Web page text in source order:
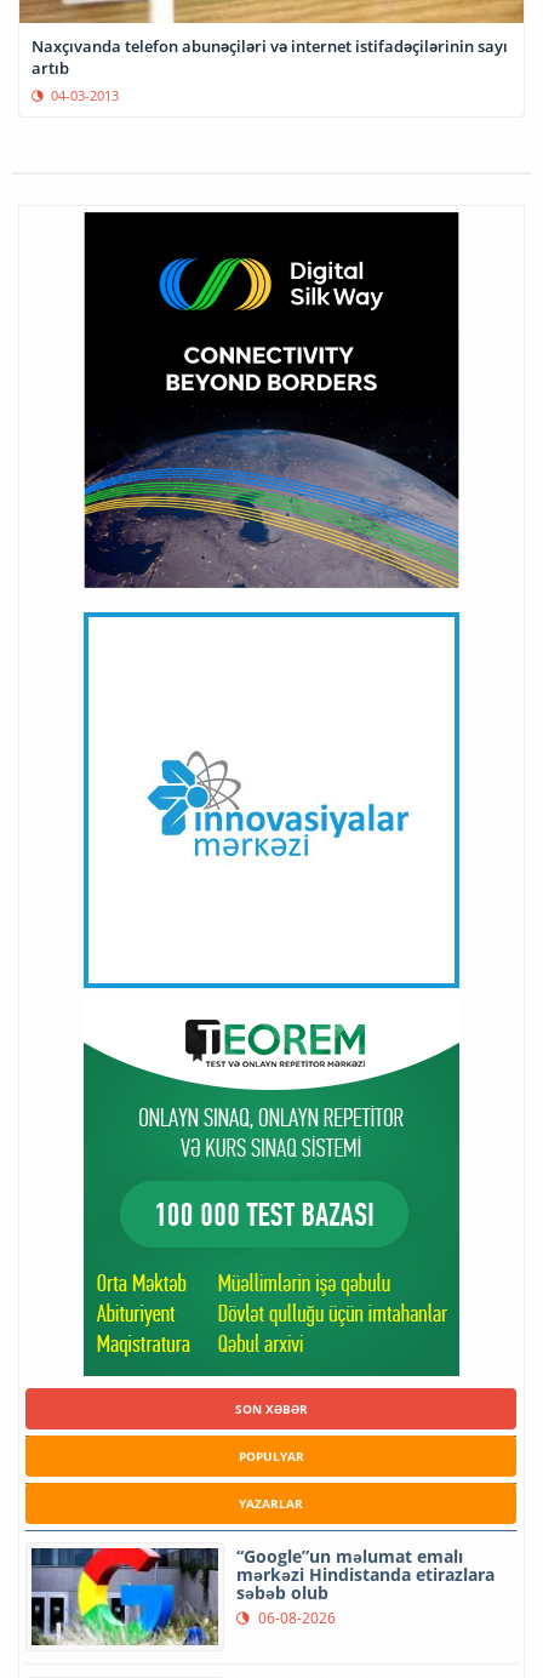
Naxçıvanda telefon abunəçiləri və internet istifadəçilərinin sayı
artıb
04-03-2013
SON XƏBƏR
POPULYAR
YAZARLAR
“Google”un məlumat emalı
mərkəzi Hindistanda etirazlara
səbəb olub
06-08-2026